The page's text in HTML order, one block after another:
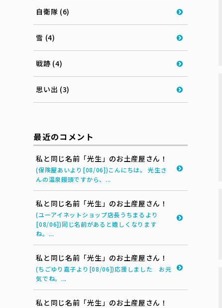
自衛隊 (6)
雪 (4)
戦跡 (4)
思い出 (3)
最近のコメント
私と同じ名前「光生」のお土産屋さん！
(保険屋あいより[08/06])こんにちは。 光生さ
んの温泉饅頭ですから、...
私と同じ名前「光生」のお土産屋さん！
(ユーアイネットショップ店長うちまるより
[08/06])同じ名前があると嬉しくなります
ね。...
私と同じ名前「光生」のお土産屋さん！
(ちごゆり嘉子より[08/06])応援しました お元
気でね。...
私と同じ名前「光生」のお土産屋さん！